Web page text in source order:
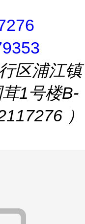
区浦江镇
1号楼B-
）